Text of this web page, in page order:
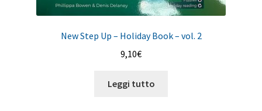
New Step Up – Holiday Book – vol. 2
9,10€
Leggi tutto